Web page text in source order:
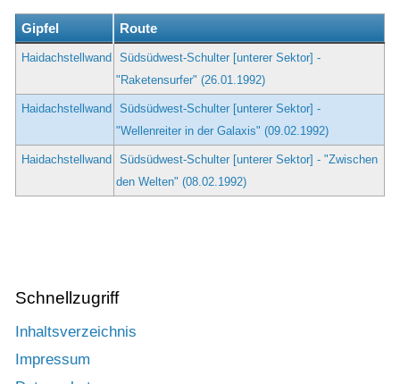
Gipfel Route
Haidachstellwand
Südsüdwest-Schulter [unterer Sektor] -
"Raketensurfer" (26.01.1992)
Haidachstellwand
Südsüdwest-Schulter [unterer Sektor] -
"Wellenreiter in der Galaxis" (09.02.1992)
Haidachstellwand
Südsüdwest-Schulter [unterer Sektor] - "Zwischen
den Welten" (08.02.1992)
Schnellzugriff
Inhaltsverzeichnis
Impressum